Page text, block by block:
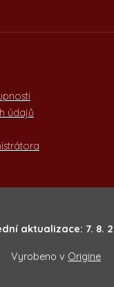
údajů
aktualizace: 7. 8.
Vyrobeno v Origine